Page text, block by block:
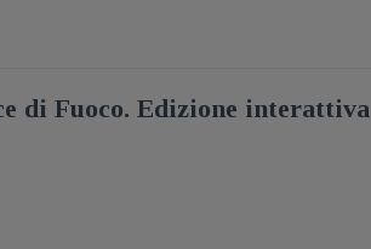
di Fuoco. Edizione interattiva